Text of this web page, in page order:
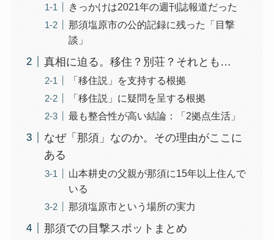
きっかけは2021年の週刊誌報道だった
那須塩原市の公的記録に残った「目撃
談」
真相に迫る。移住？別荘？それとも…
「移住説」を支持する根拠
「移住説」に疑問を呈する根拠
最も整合性が高い結論：「2拠点生活」
なぜ「那須」なのか。その理由がここに
ある
山本耕史の父親が那須に15年以上住んで
いる
那須塩原市という場所の実力
那須での目撃スポットまとめ